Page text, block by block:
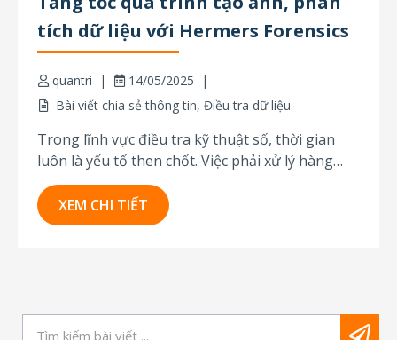
tích dữ liệu với Hermers Forensics
quantri
14/05/2025
Bài viết chia sẻ thông tin, Điều tra dữ liệu
Trong lĩnh vực điều tra kỹ thuật số, thời gian
luôn là yếu tố then chốt. Việc phải xử lý hàng
chục, thậm chí hàng trăm ổ cứng cùng lúc không
còn là điều hiếm gặp, đặc biệt trong các chiến
dịch kiểm tra nội bộ quy mô lớn...
XEM CHI TIẾT